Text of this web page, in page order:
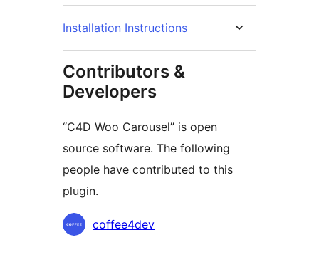
Installation Instructions
Contributors &
Developers
“C4D Woo Carousel” is open
source software. The following
people have contributed to this
plugin.
Contributors
coffee4dev